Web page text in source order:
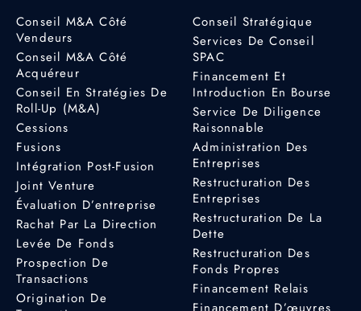
Conseil M&A Côté
Vendeurs
Conseil M&A Côté
Acquéreur
Conseil En Stratégies De
Roll-Up (M&A)
Cessions
Fusions
Intégration Post-Fusion
Joint Venture
Évaluation D’entreprise
Rachat Par La Direction
Levée De Fonds
Prospection De
Transactions
Origination De
Conseil Stratégique
Services De Conseil
SPAC
Financement Et
Introduction En Bourse
Service De Diligence
Raisonnable
Administration Des
Entreprises
Restructuration Des
Entreprises
Restructuration De La
Dette
Restructuration Des
Fonds Propres
Financement Relais
Financement D’œuvres